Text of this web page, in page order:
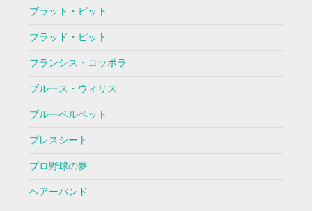
ブラット・ピット
ブラッド・ピット
フランシス・コッポラ
ブルース・ウィリス
ブルーベルベット
プレスシート
プロ野球の夢
ヘアーバンド